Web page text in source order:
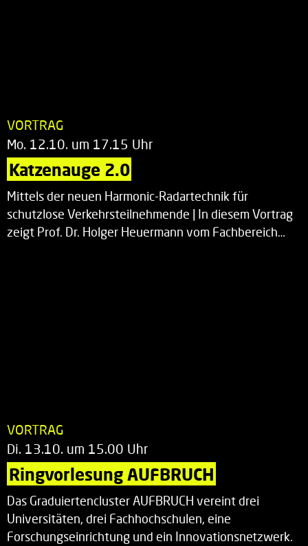
VORTRAG
Mo. 12.10. um 17.15 Uhr
Katzenauge 2.0
Mittels der neuen Harmonic-Radartechnik für
schutzlose Verkehrsteilnehmende | In diesem Vortrag
zeigt Prof. Dr. Holger Heuermann vom Fachbereich…
VORTRAG
Di. 13.10. um 15.00 Uhr
Ringvorlesung AUFBRUCH
Das Graduiertencluster AUFBRUCH vereint drei
Universitäten, drei Fachhochschulen, eine
Forschungseinrichtung und ein Innovationsnetzwerk.